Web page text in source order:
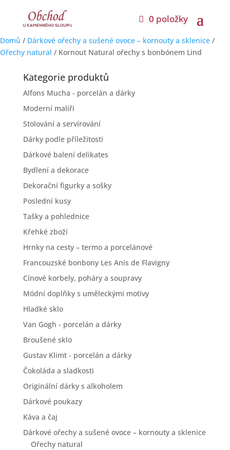
0 položky
Domů / Dárkové ořechy a sušené ovoce – kornouty a sklenice /
Ořechy natural / Kornout Natural ořechy s bonbónem Lind
Kategorie produktů
Alfons Mucha - porcelán a dárky
Moderní malíři
Stolování a servírování
Dárky podle příležitosti
Dárkové balení delikates
Bydlení a dekorace
Dekorační figurky a sošky
Poslední kusy
Tašky a pohlednice
Křehké zboží
Hrnky na cesty – termo a porcelánové
Francouzské bonbony Les Anis de Flavigny
Cínové korbely, poháry a soupravy
Módní doplňky s uměleckými motivy
Hladké sklo
Van Gogh - porcelán a dárky
Broušené sklo
Gustav Klimt - porcelán a dárky
Čokoláda a sladkosti
Originální dárky s alkoholem
Dárkové poukazy
Káva a čaj
Dárkové ořechy a sušené ovoce – kornouty a sklenice
Ořechy natural